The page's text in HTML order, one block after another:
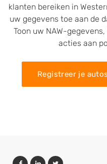
klanten bereiken in
uw gegevens toe aan de
Toon uw NAW-
acties aan
Registreer je